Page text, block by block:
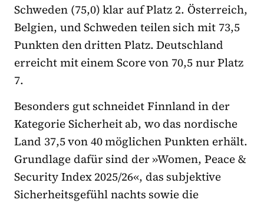
Schweden (75,0) klar auf Platz 2. Österreich,
Belgien, und Schweden teilen sich mit 73,5
Punkten den dritten Platz. Deutschland
erreicht mit einem Score von 70,5 nur Platz
7.
Besonders gut schneidet Finnland in der
Kategorie Sicherheit ab, wo das nordische
Land 37,5 von 40 möglichen Punkten erhält.
Grundlage dafür sind der »Women, Peace &
Security Index 2025/26«, das subjektive
Sicherheitsgefühl nachts sowie die